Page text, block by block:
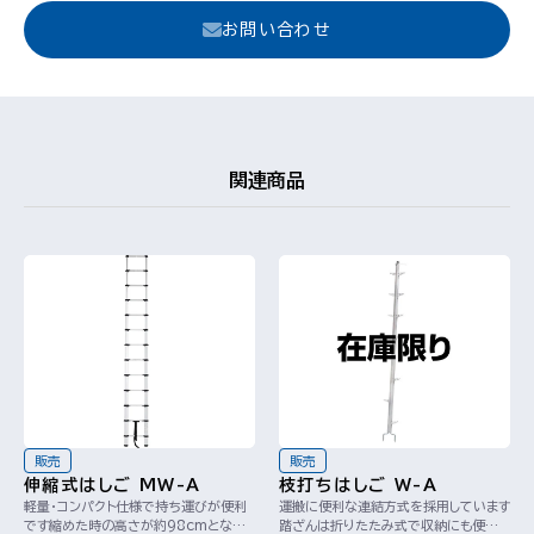
お問い合わせ
関連商品
販売
伸縮式はしご MW-A
軽量・コンパクト仕様で持ち運びが便利
です縮めた時の高さが約98cmとなる
販売
枝打ちはしご W-A
運搬に便利な連結方式を採用しています
踏ざんは折りたたみ式で収納にも便利